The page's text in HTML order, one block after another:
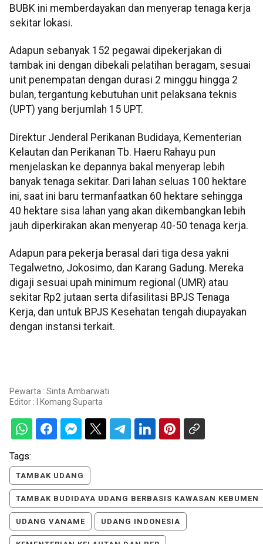
BUBK ini memberdayakan dan menyerap tenaga kerja
sekitar lokasi.
Adapun sebanyak 152 pegawai dipekerjakan di
tambak ini dengan dibekali pelatihan beragam, sesuai
unit penempatan dengan durasi 2 minggu hingga 2
bulan, tergantung kebutuhan unit pelaksana teknis
(UPT) yang berjumlah 15 UPT.
Direktur Jenderal Perikanan Budidaya, Kementerian
Kelautan dan Perikanan Tb. Haeru Rahayu pun
menjelaskan ke depannya bakal menyerap lebih
banyak tenaga sekitar. Dari lahan seluas 100 hektare
ini, saat ini baru termanfaatkan 60 hektare sehingga
40 hektare sisa lahan yang akan dikembangkan lebih
jauh diperkirakan akan menyerap 40-50 tenaga kerja.
Adapun para pekerja berasal dari tiga desa yakni
Tegalwetno, Jokosimo, dan Karang Gadung. Mereka
digaji sesuai upah minimum regional (UMR) atau
sekitar Rp2 jutaan serta difasilitasi BPJS Tenaga
Kerja, dan untuk BPJS Kesehatan tengah diupayakan
dengan instansi terkait.
Pewarta : Sinta Ambarwati
Editor :
I Komang Suparta
Tags:
TAMBAK UDANG
TAMBAK BUDIDAYA UDANG BERBASIS KAWASAN KEBUMEN
UDANG VANAME UDANG INDONESIA